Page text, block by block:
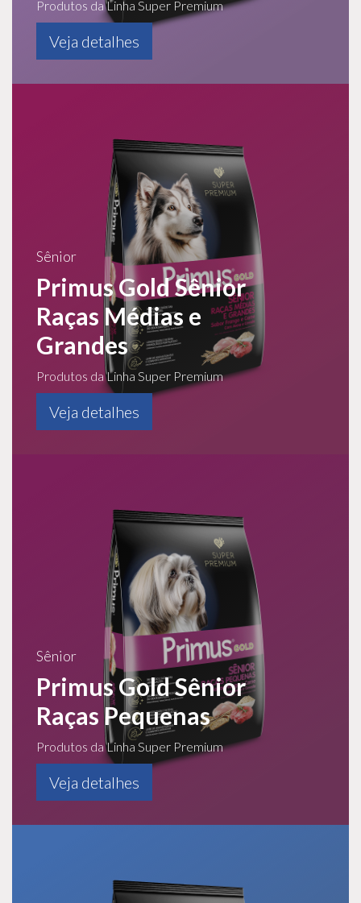
Produtos da Linha Super Premium
Veja detalhes
Sênior
Primus Gold Sênior
Raças Médias e
Grandes
Produtos da Linha Super Premium
Veja detalhes
Sênior
Primus Gold Sênior
Raças Pequenas
Produtos da Linha Super Premium
Veja detalhes